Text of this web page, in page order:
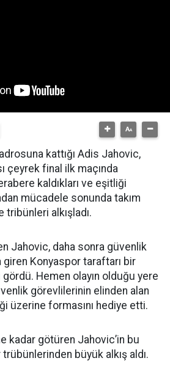
kattığı Adis Jahovic,
çeyrek final ilk maçında
kaldıkları ve eşitliği
mücadele sonunda takım
tribünleri alkışladı.
Jahovic, daha sonra güvenlik
Konyaspor taraftarı bir
Hemen olayın olduğu yere
görevlilerinin elinden alan
üzerine formasını hediye etti.
kadar götüren Jahovic’in bu
trübünlerinden büyük alkış aldı.